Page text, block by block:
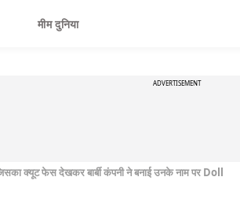
मीम दुनिया
ADVERTISEMENT
क्यूट फेस देखकर बार्बी कंपनी ने बनाई उनके नाम पर Doll